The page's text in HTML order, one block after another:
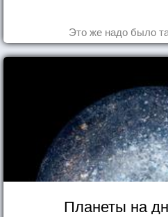
Это же надо было
Планеты на